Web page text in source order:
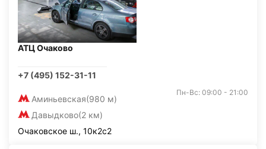
АТЦ Очаково
+7 (495) 152-31-11
Аминьевская(980 м)
Давыдково(2 км)
Пн-Вс: 09:00 - 21:00
Очаковское ш., 10к2с2